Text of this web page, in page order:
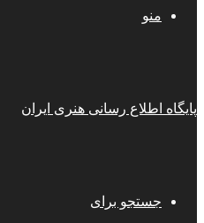
منو
پایگاه اطلاع رسانی هنری ایران
جستجو برای